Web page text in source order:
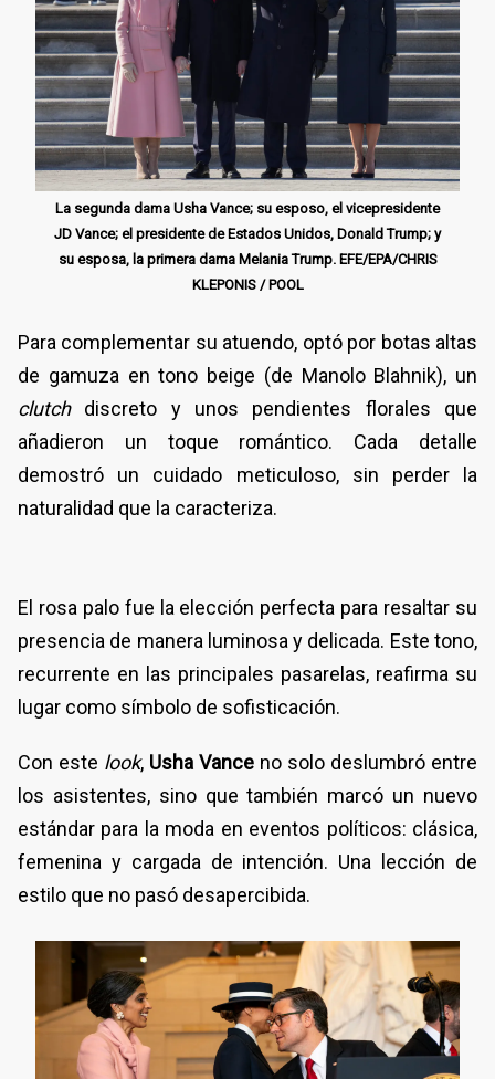
La segunda dama Usha Vance; su esposo, el vicepresidente
JD Vance; el presidente de Estados Unidos, Donald Trump; y
su esposa, la primera dama Melania Trump. EFE/EPA/CHRIS
KLEPONIS / POOL
Para complementar su atuendo, optó por botas altas
de gamuza en tono beige (de Manolo Blahnik), un
clutch discreto y unos pendientes florales que
añadieron un toque romántico. Cada detalle
demostró un cuidado meticuloso, sin perder la
naturalidad que la caracteriza.
El rosa palo fue la elección perfecta para resaltar su
presencia de manera luminosa y delicada. Este tono,
recurrente en las principales pasarelas, reafirma su
lugar como símbolo de sofisticación.
Con este look, Usha Vance no solo deslumbró entre
los asistentes, sino que también marcó un nuevo
estándar para la moda en eventos políticos: clásica,
femenina y cargada de intención. Una lección de
estilo que no pasó desapercibida.